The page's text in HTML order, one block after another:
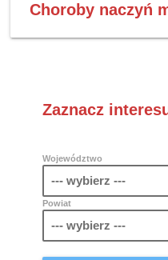
Choroby naczyń
Zaznacz
Województwo
Powiat